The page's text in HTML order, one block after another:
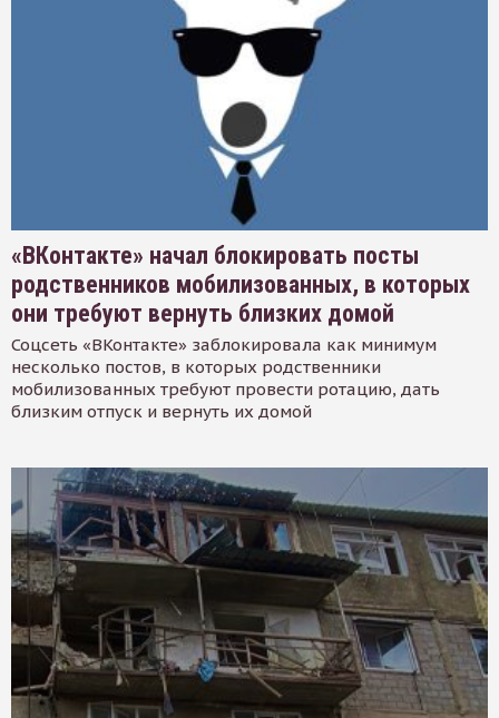
«ВКонтакте» начал блокировать посты
родственников мобилизованных, в которых
они требуют вернуть близких домой
Соцсеть «ВКонтакте» заблокировала как минимум
несколько постов, в которых родственники
мобилизованных требуют провести ротацию, дать
близким отпуск и вернуть их домой